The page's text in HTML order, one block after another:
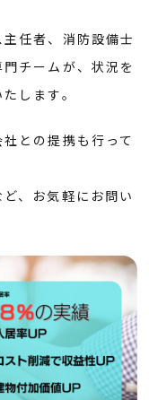
任者、消防設備士
チームが、状況を
します。
との提携も行って
、お気軽にお問い